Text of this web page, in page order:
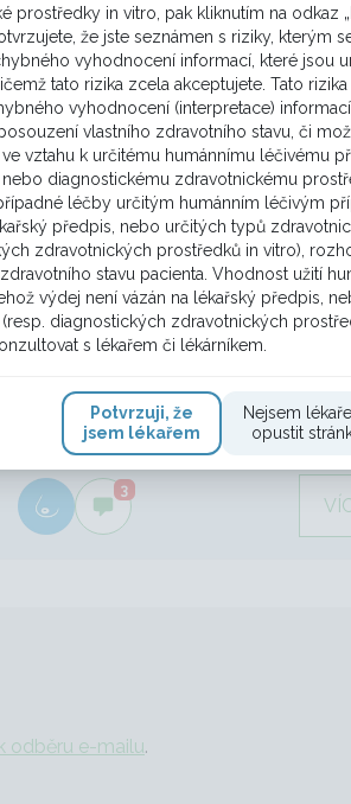
Onkolog, Urolog
Časná lokální recidiva po
mastektomii
16. 7. 2026 12:13
Vážení kolegové, prosím o konzultaci
jedná se o 46letou pacientku, u které
březnu 2025 v pravém prsu
HER2 ultralow parciálně
ER 55%, PR 12%) nízce diferenc.
vysokou proliferační aktivi...
3
odběru e-mailu.
prostředky in vitro, pak kliknutím na odkaz
že jste seznámen s riziky, kterým
vyhodnocení informací, které jsou
tato rizika zcela akceptujete. Tato
vyhodnocení (interpretace)
vlastního zdravotního stavu, či
vztahu k určitému humánnímu léčivému
diagnostickému zdravotnickému
léčby určitým humánním léčivým
předpis, nebo určitých typů
zdravotnických prostředků in vitro),
stavu pacienta. Vhodnost užití
výdej není vázán na lékařský předpis,
diagnostických zdravotnických
s lékařem či lékárníkem.
Potvrzuji, že
jsem lékařem
Nejsem
opustit